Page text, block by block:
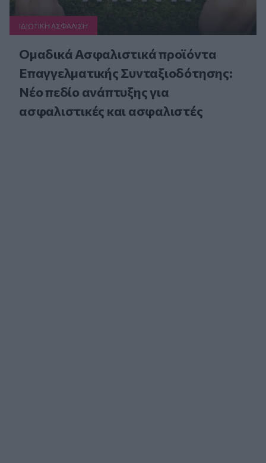
ΙΔΙΩΤΙΚΗ ΑΣΦAΛΙΣΗ
Ομαδικά Ασφαλιστικά προϊόντα
Επαγγελματικής Συνταξιοδότησης:
Νέο πεδίο ανάπτυξης για
ασφαλιστικές και ασφαλιστές